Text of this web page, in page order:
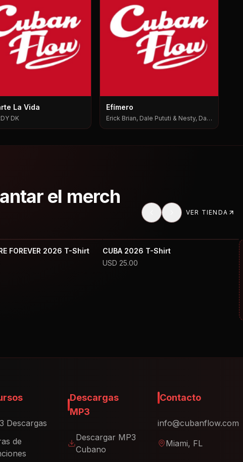
La Vida
DK
Efímero
Erick Brian, Dale Pututi & Nesty, Dale
el merch
VER TIENDA
FOREVER 2026 T-Shirt
CUBA 2026 T-Shirt
USD 25.00
Descargas
de
Descargas
MP3
Descargar MP3
Cubano
Contacto
info@cubanflow.com
Miami, FL